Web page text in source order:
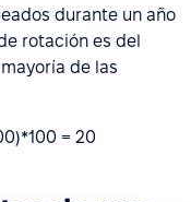
durante un año
rotación es del
de las
= 20